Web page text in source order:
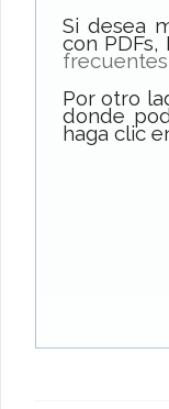
Si desea
con
Por otro
donde
haga clic